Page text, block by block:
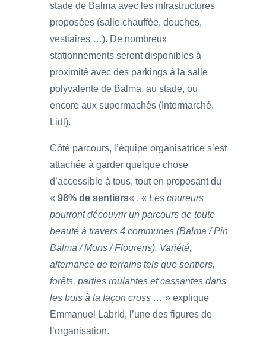
stade de Balma avec les infrastructures
proposées (salle chauffée, douches,
vestiaires …). De nombreux
stationnements seront disponibles à
proximité avec des parkings à la salle
polyvalente de Balma, au stade, ou
encore aux supermachés (Intermarché,
Lidl).
Côté parcours, l’équipe organisatrice s’est
attachée à garder quelque chose
d’accessible à tous, tout en proposant du
« 98% de sentiers« . « Les coureurs
pourront découvrir un parcours de toute
beauté à travers 4 communes (Balma / Pin
Balma / Mons / Flourens). Variété,
alternance de terrains tels que sentiers,
forêts, parties roulantes et cassantes dans
les bois à la façon cross … » explique
Emmanuel Labrid, l’une des figures de
l’organisation.